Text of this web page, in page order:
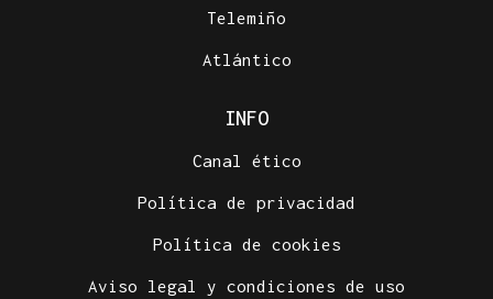
Telemiño
Atlántico
INFO
Canal ético
Política de privacidad
Política de cookies
Aviso legal y condiciones de uso